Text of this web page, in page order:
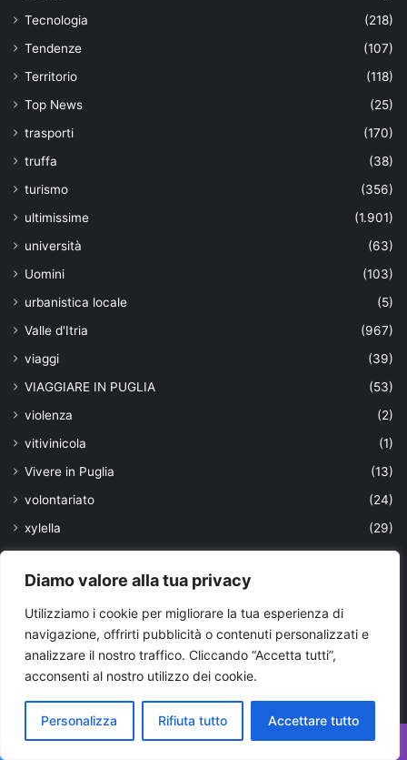
Diamo valore alla tua privacy
Utilizziamo i cookie per migliorare la tua esperienza di
navigazione, offrirti pubblicità o contenuti personalizzati e
analizzare il nostro traffico. Cliccando “Accetta tutti”,
acconsenti al nostro utilizzo dei cookie.
Personalizza Rifiuta tutto Accettare tutto
Tecnologia
(218)
Tendenze
(107)
Territorio
(118)
Top News
(25)
trasporti
(170)
truffa
(38)
turismo
(356)
ultimissime
(1.901)
università
(63)
Uomini
(103)
urbanistica locale
(5)
Valle d'Itria
(967)
viaggi
(39)
VIAGGIARE IN PUGLIA
(53)
violenza
(2)
vitivinicola
(1)
Vivere in Puglia
(13)
volontariato
(24)
xylella
(29)
Ultimi aggiornamenti